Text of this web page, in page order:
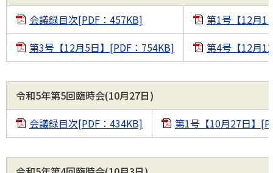
会議録目次[PDF：457KB]
第1号【12月1
第3号【12月5日】[PDF：754KB]
第4号【12月
令和5年第5回臨時会(10月27日)
会議録目次[PDF：434KB]
第1号【10月27日】